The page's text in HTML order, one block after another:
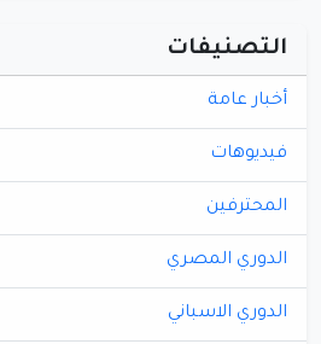
التصنيفات
أخبار عامة
فيديوهات
المحترفين
الدوري المصري
الدوري الاسباني